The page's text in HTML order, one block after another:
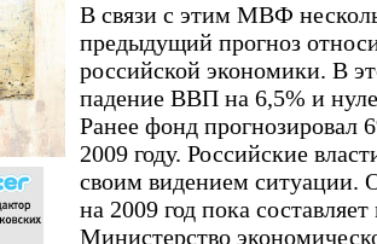
В связи с этим МВФ
предыдущий прогноз
российской экономики. В
падение ВВП на 6,5% и
Ранее фонд прогнозировал
2009 году. Российские
своим видением
на 2009 год пока
Министерство